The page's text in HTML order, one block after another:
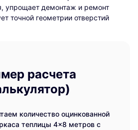
упрощает демонтаж и ремонт
точной геометрии отверстий
расчета
количество оцинкованной
теплицы 4×8 метров с